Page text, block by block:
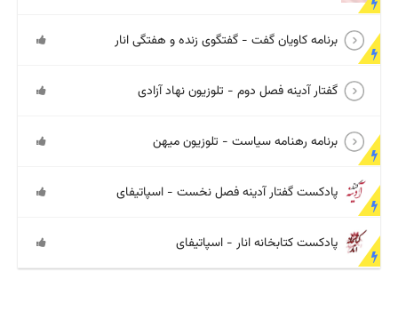
برنامه کاویان گفت - گفتگوی زنده و هفتگی انار
گفتار آدینه فصل دوم - تلوزیون نهاد آزادی
برنامه رهنامه سیاست - تلوزیون میهن
پادکست گفتار آدینه فصل نخست - اسپاتیفای
پادکست کتابخانه انار - اسپاتیفای